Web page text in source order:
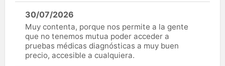
30/07/2026
Muy contenta, porque nos permite a la gente
que no tenemos mutua poder acceder a
pruebas médicas diagnósticas a muy buen
precio, accesible a cualquiera.